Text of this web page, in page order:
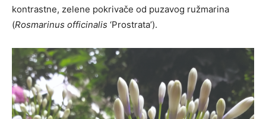
kontrastne, zelene pokrivače od puzavog ružmarina
(Rosmarinus officinalis ‘Prostrata’).